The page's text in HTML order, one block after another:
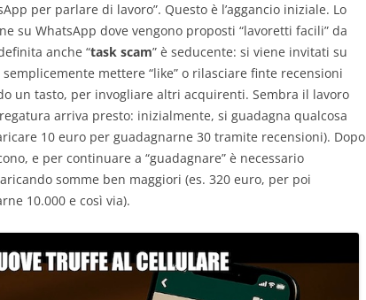
per parlare di lavoro”. Questo è l’aggancio iniziale. Lo
su WhatsApp dove vengono proposti “lavoretti facili” da
anche “task scam” è seducente: si viene invitati su
mettere “like” o rilasciare finte recensioni
un tasto, per invogliare altri acquirenti. Sembra il lavoro
arriva presto: inizialmente, si guadagna qualcosa
10 euro per guadagnarne 30 tramite recensioni). Dopo
e per continuare a “guadagnare” è necessario
somme ben maggiori (es. 320 euro, per poi
10.000 e così via).